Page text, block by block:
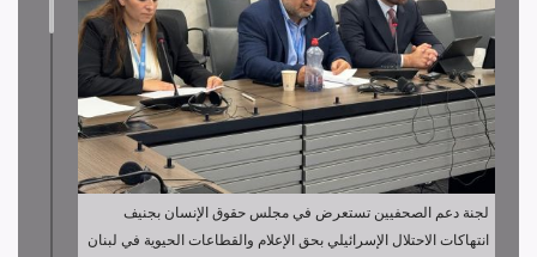
لجنة دعم الصحفيين تستعرض في مجلس حقوق الإنسان بجنيف
انتهاكات الاحتلال الإسرائيلي بحق الإعلام والقطاعات الحيوية في لبنان